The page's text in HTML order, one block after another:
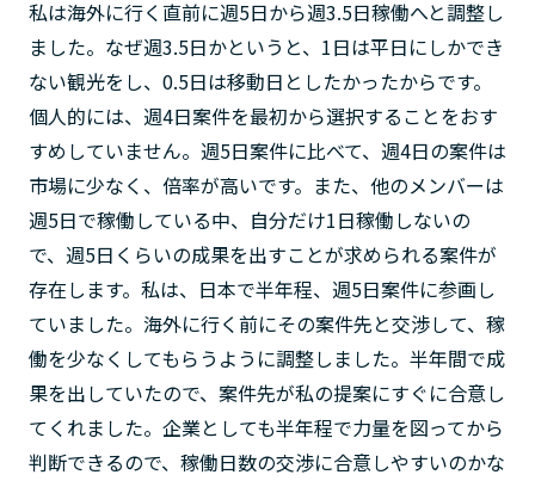
私は海外に行く直前に週5日から週3.5日稼働へと調整し
ました。なぜ週3.5日かというと、1日は平日にしかでき
ない観光をし、0.5日は移動日としたかったからです。
個人的には、週4日案件を最初から選択することをおす
すめしていません。週5日案件に比べて、週4日の案件は
市場に少なく、倍率が高いです。また、他のメンバーは
週5日で稼働している中、自分だけ1日稼働しないの
で、週5日くらいの成果を出すことが求められる案件が
存在します。私は、日本で半年程、週5日案件に参画し
ていました。海外に行く前にその案件先と交渉して、稼
働を少なくしてもらうように調整しました。半年間で成
果を出していたので、案件先が私の提案にすぐに合意し
てくれました。企業としても半年程で力量を図ってから
判断できるので、稼働日数の交渉に合意しやすいのかな